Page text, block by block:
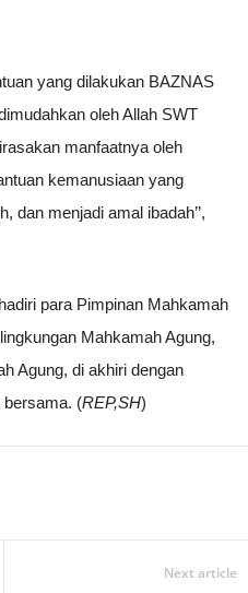
yang dilakukan BAZNAS
oleh Allah SWT
manfaatnya oleh
kemanusiaan yang
dan menjadi amal ibadah’’,
para Pimpinan Mahkamah
Mahkamah Agung,
Agung, di akhiri dengan
bersama. (REP,SH)
Next article